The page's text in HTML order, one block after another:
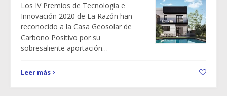
Los IV Premios de Tecnología e
Innovación 2020 de La Razón han
reconocido a la Casa Geosolar de
Carbono Positivo por su
sobresaliente aportación…
Leer más